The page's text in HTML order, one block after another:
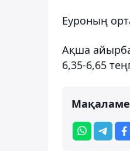
Еуроның
Ақша
6,35-6,65